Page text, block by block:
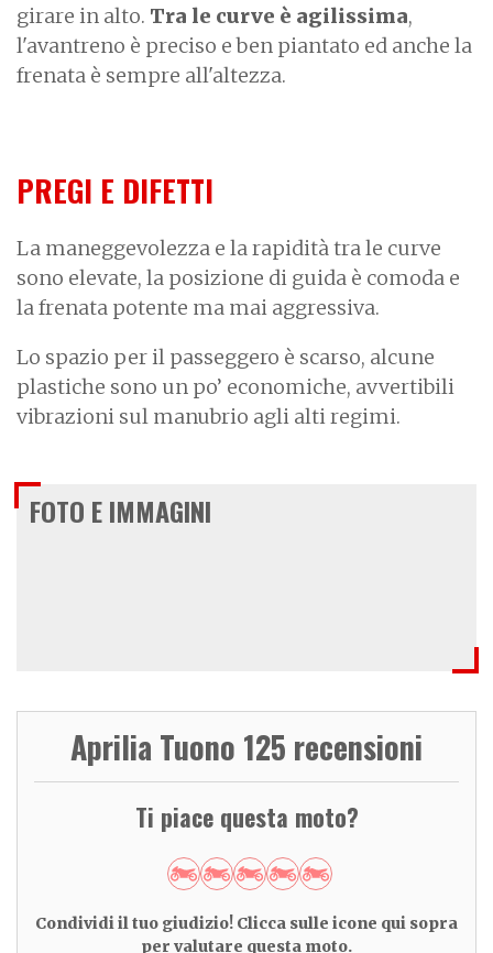
girare in alto. Tra le curve è agilissima,
l'avantreno è preciso e ben piantato ed anche la
frenata è sempre all'altezza.
PREGI E DIFETTI
La maneggevolezza e la rapidità tra le curve
sono elevate, la posizione di guida è comoda e
la frenata potente ma mai aggressiva.
Lo spazio per il passeggero è scarso, alcune
plastiche sono un po’ economiche, avvertibili
vibrazioni sul manubrio agli alti regimi.
FOTO E IMMAGINI
Aprilia Tuono 125 recensioni
Ti piace questa moto?
Condividi il tuo giudizio! Clicca sulle icone qui sopra
per valutare questa moto.